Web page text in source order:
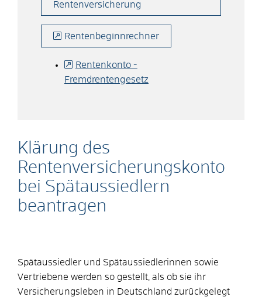
Klärung des
Rentenversicherungskonto
bei Spätaussiedlern
beantragen
Spätaussiedler und Spätaussiedlerinnen sowie
Vertriebene werden so gestellt, als ob sie ihr
Versicherungsleben in Deutschland zurückgelegt
Rentenversicherung
Rentenbeginnrechner
Rentenkonto -
Fremdrentengesetz